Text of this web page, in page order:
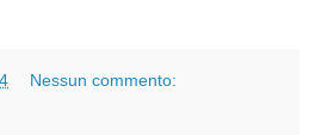
Nessun commento: